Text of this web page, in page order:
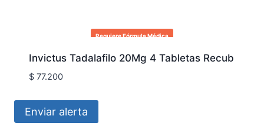
Requiere Fórmula Médica
Invictus Tadalafilo 20Mg 4 Tabletas Recub
$77.200
Enviar alerta